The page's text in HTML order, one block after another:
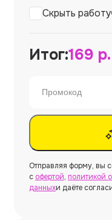
Скрыть работу
Итог:169 р.
Отправляя форму, вы
с офертой, политикой
данныхи даёте